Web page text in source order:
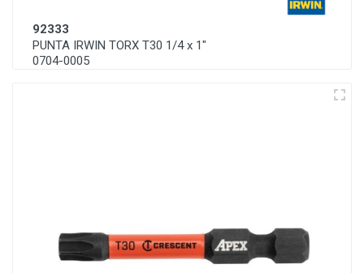
92333
PUNTA IRWIN TORX T30 1/4 x 1"
0704-0005